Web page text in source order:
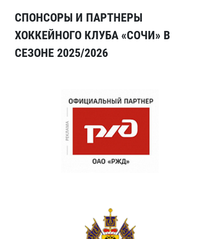
СПОНСОРЫ И ПАРТНЕРЫ
ХОККЕЙНОГО КЛУБА «СОЧИ» В
СЕЗОНЕ 2025/2026